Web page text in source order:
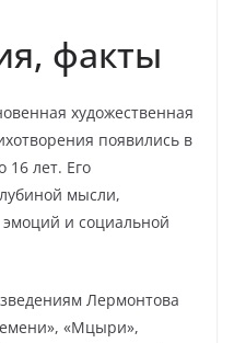
факты
художественная
появились в
16 лет. Его
мысли,
эмоций и социальной
Лермонтова
«Мцыри»,